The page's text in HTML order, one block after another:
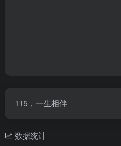
115，一生相伴
数据统计